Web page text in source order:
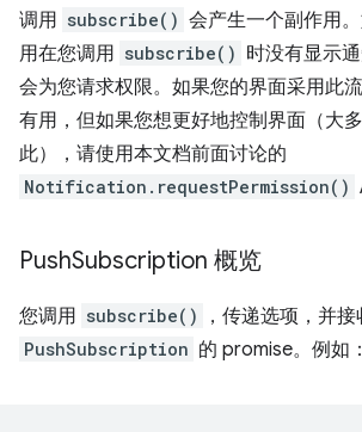
调用 subscribe() 会产生一个副作用
用在您调用 subscribe() 时没有显示
会为您请求权限。如果您的界面采用此
有用，但如果您想更好地控制界面（大
此），请使用本文档前面讨论的
Notification.requestPermission()
PushSubscription 概览
您调用 subscribe() ，传递选项，并
PushSubscription 的 promise。例如：